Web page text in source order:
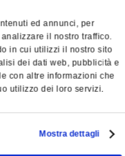
ed annunci, per
il nostro traffico.
in cui utilizzi il nostro sito
dei dati web, pubblicità e
con altre informazioni che
utilizzo dei loro servizi.
Mostra dettagli
1800
-
3150
35 -
1600
-
2950
45 -
1450